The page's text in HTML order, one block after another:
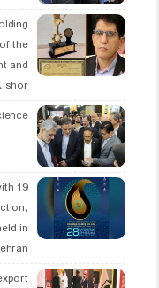
the
and
in